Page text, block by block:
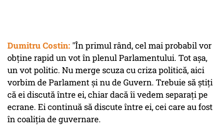
Dumitru Costin: "În primul rând, cel mai probabil vor
obține rapid un vot în plenul Parlamentului. Tot așa,
un vot politic. Nu merge scuza cu criza politică, aici
vorbim de Parlament și nu de Guvern. Trebuie să știți
că ei discută între ei, chiar dacă îi vedem separați pe
ecrane. Ei continuă să discute între ei, cei care au fost
în coaliția de guvernare.